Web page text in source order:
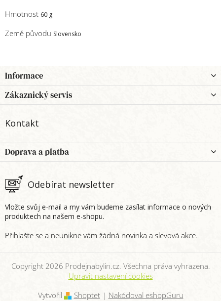
Hmotnost 60 g
Země původu Slovensko
á
p
a
Informace
Zákaznický servis
Kontakt
Odebírat newsletter
Vložte svůj e-mail a my vám budeme zasílat informace o nových
produktech na našem e-shopu.
Doprava a platba
Vytvořil Shoptet | Nakódoval eshopGuru
Copyright 2026 Prodejnabylin.cz. Všechna práva vyhrazena.
Upravit nastavení cookies